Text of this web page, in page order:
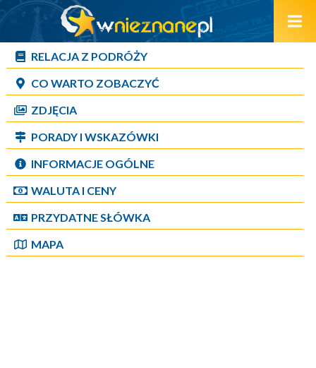
RELACJA Z PODRÓŻY
CO WARTO ZOBACZYĆ
ZDJĘCIA
PORADY I WSKAZÓWKI
INFORMACJE OGÓLNE
WALUTA I CENY
PRZYDATNE SŁÓWKA
MAPA